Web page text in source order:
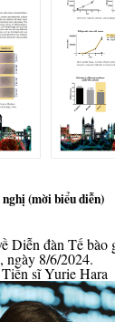
(mời biểu diễn)
Diễn đàn Tế bào
ngày 8/6/2024.
sĩ Yurie Hara